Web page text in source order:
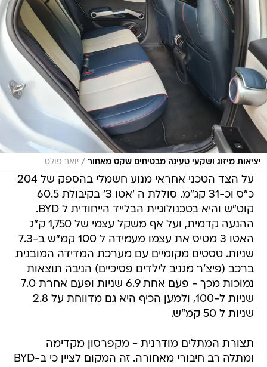
יציאות מיזוג ושקעי טעינה מבטיחים שקט מאחור / יואב פולס
על הצד הטכני אחראי מנוע חשמלי בהספק של 204
כ"ס וכ-31 קג"מ. סוללת ה 'אטו 3' בקיבולת 60.5
קוט"ש והיא בטכנולוגיית הבלייד הייחודית ל BYD.
ההנעה קדמית, ועל אף משקל עצמי של 1,750 ק"ג
האטו 3 מטיס את עצמו מעמידה ל 100 קמ"ש ב-7.3
שניות. טסטים מקומיים עם מערכת המדידה המובנית
ברכב (פיצ'ר מגניב לילדים פסיכיים) הניבה תוצאות
נמוכות מכך - פעם אחת 6.9 שניות ופעם אחרת 7.0
שניות ל-100, ולמען הכיף היא גם מדווחת על 2.8
שניות ל 50 קמ"ש.
תצורת המתלים מודרנית - מקפרסון מקדימה
ומתלה רב חיבורי מאחורה. זה המקום לציין כי ב-BYD